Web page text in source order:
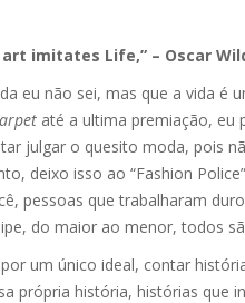
imitates Life,” – Oscar
eu não sei, mas que a vida é
até a ultima premiação, eu
julgar o quesito moda, pois
deixo isso ao “Fashion
pessoas que trabalharam
do maior ao menor, todos
um único ideal, contar
própria história, histórias que